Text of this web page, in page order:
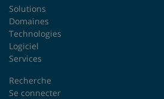
Roumanie
République tchèque
Singapour
Slovaquie
Solutions
Domaines
Technologies
Logiciel
Services
Recherche
Se connecter